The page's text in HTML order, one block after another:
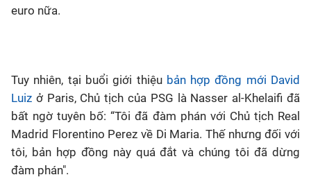
euro nữa.
Tuy nhiên, tại buổi giới thiệu bản hợp đồng mới David
Luiz ở Paris, Chủ tịch của PSG là Nasser al-Khelaifi đã
bất ngờ tuyên bố: “Tôi đã đàm phán với Chủ tịch Real
Madrid Florentino Perez về Di Maria. Thế nhưng đối với
tôi, bản hợp đồng này quá đắt và chúng tôi đã dừng
đàm phán".